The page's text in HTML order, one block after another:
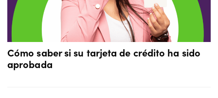
Cómo saber si su tarjeta de crédito ha sido
aprobada